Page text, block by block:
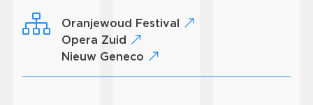
Oranjewoud Festival
Opera Zuid
Nieuw Geneco